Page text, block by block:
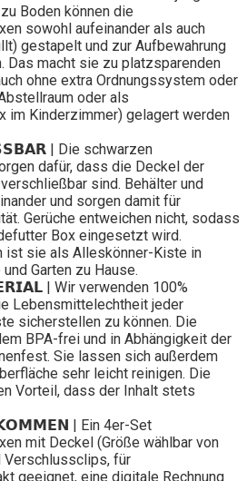
Boden können die
sowohl aufeinander als auch
gestapelt und zur Aufbewahrung
Das macht sie zu platzsparenden
ohne extra Ordnungssystem oder
oder als
im Kinderzimmer) gelagert werden
| Die schwarzen
dafür, dass die Deckel der
sind. Behälter und
und sorgen damit für
Gerüche entweichen nicht, sodass
Box eingesetzt wird.
ist sie als Alleskönner-Kiste in
und Garten zu Hause.
| Wir verwenden 100%
Lebensmittelechtheit jeder
sicherstellen zu können. Die
BPA-frei und in Abhängigkeit der
Sie lassen sich außerdem
sehr leicht reinigen. Die
Vorteil, dass der Inhalt stets
| Ein 4er-Set
mit Deckel (Größe wählbar von
Verschlussclips, für
geeignet, eine digitale Rechnung